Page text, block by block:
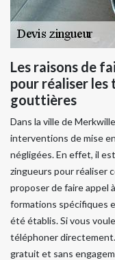
Les raisons de
pour réaliser les
gouttières
Dans la ville de
interventions de mise
négligées. En effet, il
zingueurs pour réaliser
proposer de faire appel
formations spécifiques
été établis. Si vous
téléphoner
gratuit et sans